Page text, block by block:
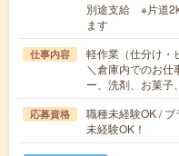
別途支給 ※片道
ます
仕事内容
軽作業（仕分け・
＼倉庫内でのお仕
ー、洗剤、お菓
応募資格
職種未経験OK /
未経験OK！